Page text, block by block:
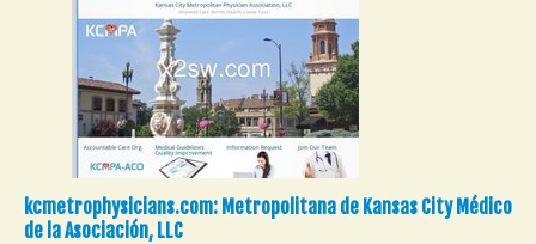
kcmetrophysicians.com: Metropolitana de Kansas City Médico
de la Asociación, LLC